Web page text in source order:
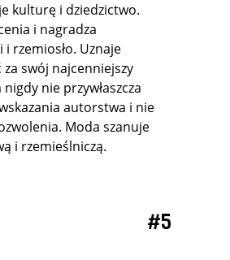
kulturę i dziedzictwo.
i nagradza
rzemiosło. Uznaje
swój najcenniejszy
nie przywłaszcza
autorstwa i nie
Moda szanuje
i rzemieślniczą.
#5